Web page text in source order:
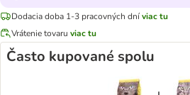
Dodacia doba 1-3 pracovných dníviac tu
Vrátenie tovaru viac tu
Často kupované spolu